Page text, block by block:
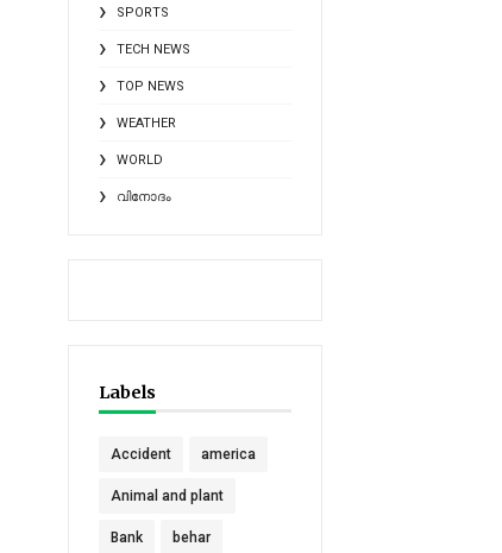
SPORTS
TECH NEWS
TOP NEWS
WEATHER
WORLD
വിനോദം
Labels
Accident america
Animal and plant
Bank behar